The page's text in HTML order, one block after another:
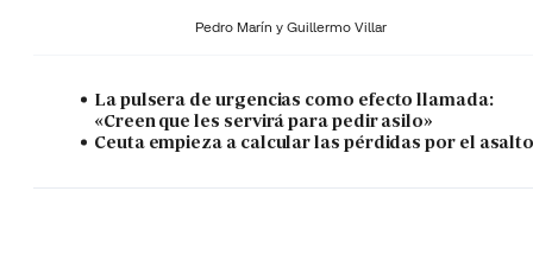
Pedro Marín y Guillermo Villar
La pulsera de urgencias como efecto llamada:
«Creen que les servirá para pedir asilo»
Ceuta empieza a calcular las pérdidas por el